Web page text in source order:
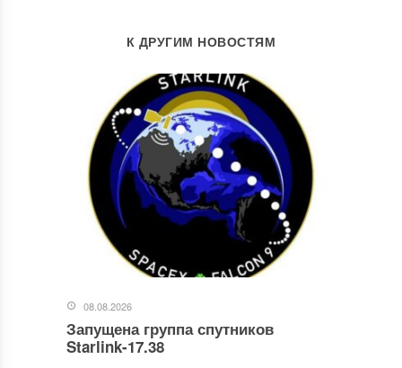
К ДРУГИМ НОВОСТЯМ
08.08.2026
Запущена группа спутников
Starlink-17.38